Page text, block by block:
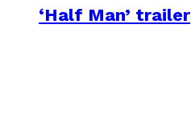
‘Half Man’ trailer